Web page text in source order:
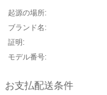
起源の場所:
ブランド名:
証明:
モデル番号:
お支払配送条件